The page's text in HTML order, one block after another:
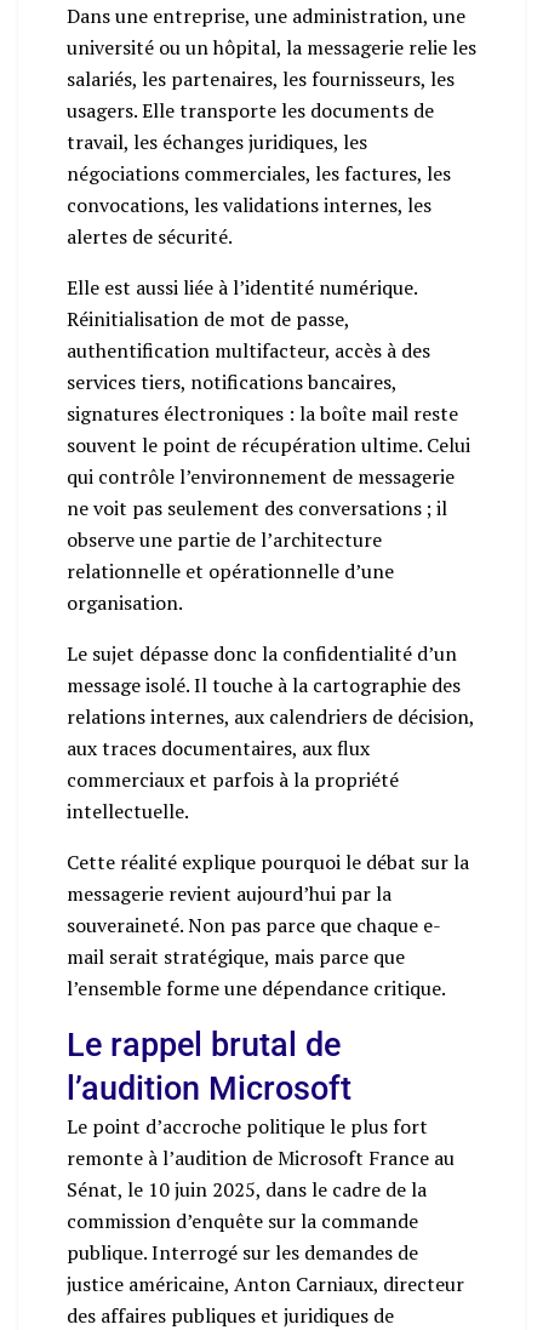
Dans une entreprise, une administration, une
université ou un hôpital, la messagerie relie les
salariés, les partenaires, les fournisseurs, les
usagers. Elle transporte les documents de
travail, les échanges juridiques, les
négociations commerciales, les factures, les
convocations, les validations internes, les
alertes de sécurité.
Elle est aussi liée à l’identité numérique.
Réinitialisation de mot de passe,
authentification multifacteur, accès à des
services tiers, notifications bancaires,
signatures électroniques : la boîte mail reste
souvent le point de récupération ultime. Celui
qui contrôle l’environnement de messagerie
ne voit pas seulement des conversations ; il
observe une partie de l’architecture
relationnelle et opérationnelle d’une
organisation.
Le sujet dépasse donc la confidentialité d’un
message isolé. Il touche à la cartographie des
relations internes, aux calendriers de décision,
aux traces documentaires, aux flux
commerciaux et parfois à la propriété
intellectuelle.
Cette réalité explique pourquoi le débat sur la
messagerie revient aujourd’hui par la
souveraineté. Non pas parce que chaque e-
mail serait stratégique, mais parce que
l’ensemble forme une dépendance critique.
Le rappel brutal de
l’audition Microsoft
Le point d’accroche politique le plus fort
remonte à l’audition de Microsoft France au
Sénat, le 10 juin 2025, dans le cadre de la
commission d’enquête sur la commande
publique. Interrogé sur les demandes de
justice américaine, Anton Carniaux, directeur
des affaires publiques et juridiques de